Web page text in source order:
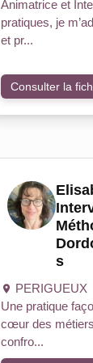
Animatrice et
pratiques, je
et pr...
Consulter la
s
PERIGUEUX
Une pratique
cœur des
confro...